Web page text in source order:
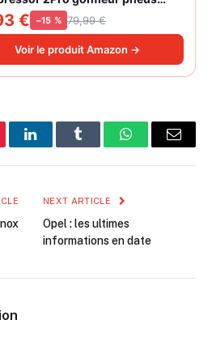
| ±1PSI Contrôle pression
45s gonflage rapide, batterie
durée, avec éclairage, grand
à air 27 mm
€ −15 % 79,99 €
Voir le produit Amazon →
LinkedInTumblr WhatsAppEmail
NEXT ARTICLE
Opel : les ultimes
informations en date